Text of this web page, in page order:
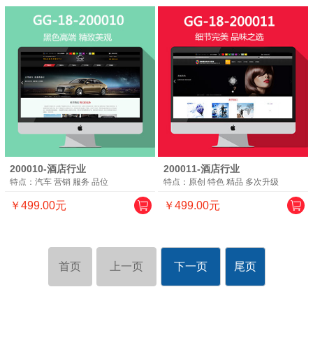
200010-酒店行业
特点：汽车 营销 服务 品位
￥499.00元
200011-酒店行业
特点：原创 特色 精品 多次升级
￥499.00元
首页 上一页 下一页 尾页